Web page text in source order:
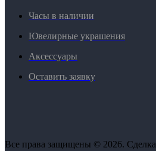
Часы в наличии
Ювелирные украшения
Аксессуары
Оставить заявку
Все права защищены © 2026. Сделка